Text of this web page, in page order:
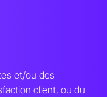
et/ou des
client, ou du